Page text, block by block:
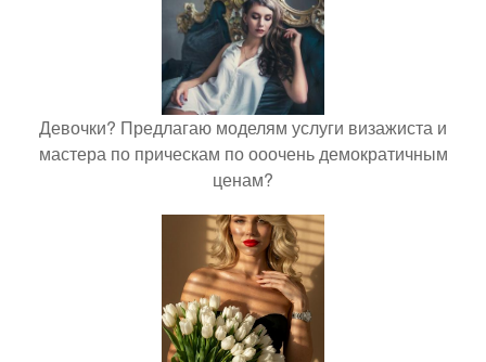
Девочки? Предлагаю моделям услуги визажиста и
мастера по прическам по ооочень демократичным
ценам?